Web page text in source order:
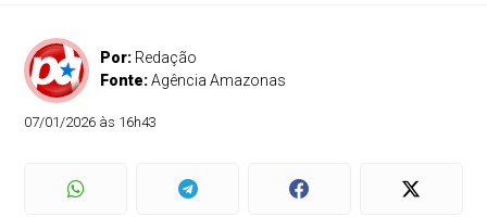
Por: Redação
Fonte:Agência Amazonas
07/01/2026 às 16h43